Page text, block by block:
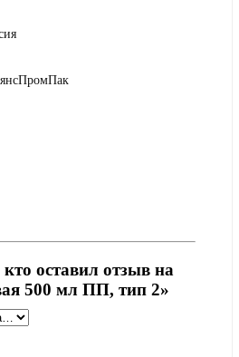
оставил отзыв на
500 мл ПП, тип 2»